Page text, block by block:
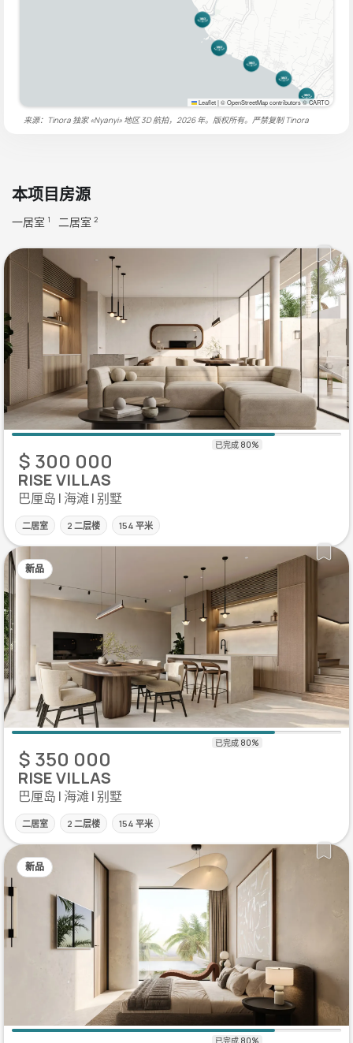
Leaflet|© OpenStreetMap contributors © CARTO
来源：Tinora 独家 «Nyanyi» 地区 3D 航拍，2026 年。版权所有。严禁复制Tinora
本项目房源
一居室 1 二居室 2
$ 300 000
RISE VILLAS
巴厘岛 | 海滩 | 别墅
二居室 2 二层楼 154 平米
新品
$ 350 000
RISE VILLAS
巴厘岛 | 海滩 | 别墅
二居室 2 二层楼 154 平米
新品